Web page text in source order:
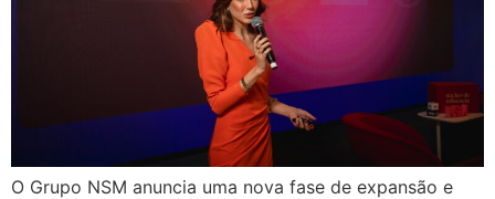
O Grupo NSM anuncia uma nova fase de expansão e